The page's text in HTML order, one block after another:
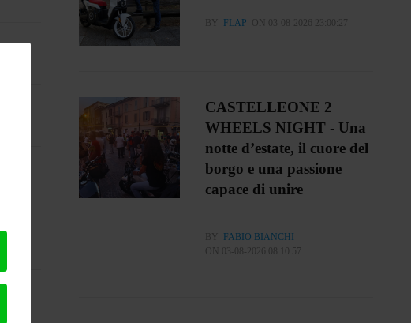
BY FLAP ON 03-08-2026 23:00:27
CASTELLEONE 2
WHEELS NIGHT - Una
notte d’estate, il cuore del
borgo e una passione
capace di unire
BY
FABIO BIANCHI
ON 03-08-2026 08:10:57